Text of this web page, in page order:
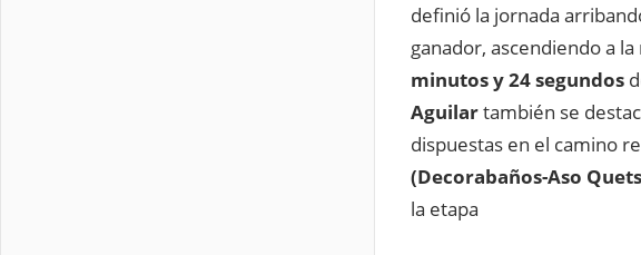
definió la jornada
ganador, ascendiendo a
minutos y 24 segundos
Aguilartambién se
dispuestas en el camino
(Decorabaños-Aso
la etapa